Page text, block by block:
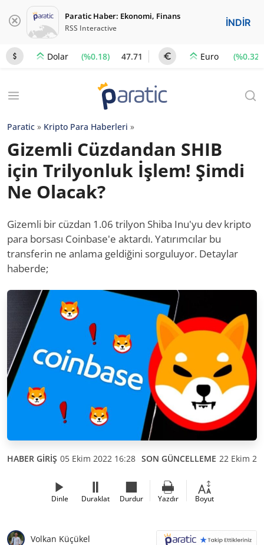
Paratic Haber: Ekonomi, Finans
RSS Interactive İNDİR
Dolar (%0.18) 47.71 Euro (%0.32)
Paratic » Kripto Para Haberleri »
Gizemli Cüzdandan SHIB
için Trilyonluk İşlem! Şimdi
Ne Olacak?
Gizemli bir cüzdan 1.06 trilyon Shiba Inu'yu dev kripto
para borsası Coinbase'e aktardı. Yatırımcılar bu
transferin ne anlama geldiğini sorguluyor. Detaylar
haberde;
HABER GİRİŞ 05 Ekim 2022 16:28 SON GÜNCELLEME 22 Ekim
Dinle Duraklat Durdur Yazdır Boyut
Volkan Küçükel